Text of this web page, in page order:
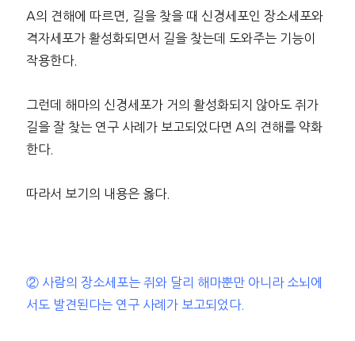
A의 견해에 따르면, 길을 찾을 때 신경세포인 장소세포와
격자세포가 활성화되면서 길을 찾는데 도와주는 기능이
작용한다.
그런데 해마의 신경세포가 거의 활성화되지 않아도 쥐가
길을 잘 찾는 연구 사례가 보고되었다면 A의 견해를 약화
한다.
따라서 보기의 내용은 옳다.
② 사람의 장소세포는 쥐와 달리 해마뿐만 아니라 소뇌에
서도 발견된다는 연구 사례가 보고되었다.